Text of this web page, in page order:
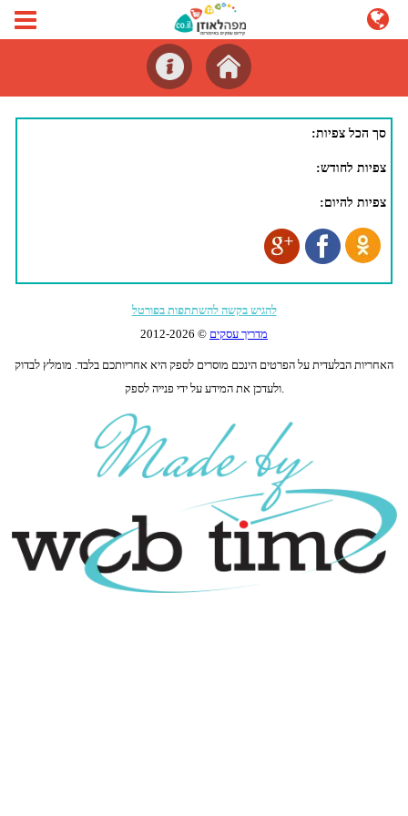
סך הכל צפיות:
צפיות לחודש:
צפיות להיום:
להגיש בקשה להשתתפות בפורטל
מדריך עסקים © 2012-
2026
האחריות הבלעדית על הפרטים הינכם מוסרים לספק היא אחריותכם בלבד. מומלץ לבדוק
ולעדכן את המידע על ידי פנייה לספק.